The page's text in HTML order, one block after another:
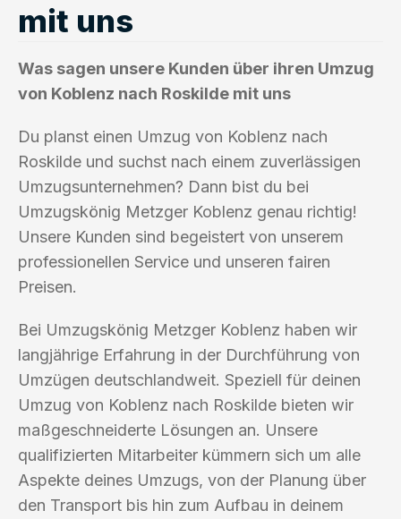
mit uns
Was sagen unsere Kunden über ihren Umzug
von Koblenz nach Roskilde mit uns
Du planst einen Umzug von Koblenz nach
Roskilde und suchst nach einem zuverlässigen
Umzugsunternehmen? Dann bist du bei
Umzugskönig Metzger Koblenz genau richtig!
Unsere Kunden sind begeistert von unserem
professionellen Service und unseren fairen
Preisen.
Bei Umzugskönig Metzger Koblenz haben wir
langjährige Erfahrung in der Durchführung von
Umzügen deutschlandweit. Speziell für deinen
Umzug von Koblenz nach Roskilde bieten wir
maßgeschneiderte Lösungen an. Unsere
qualifizierten Mitarbeiter kümmern sich um alle
Aspekte deines Umzugs, von der Planung über
den Transport bis hin zum Aufbau in deinem